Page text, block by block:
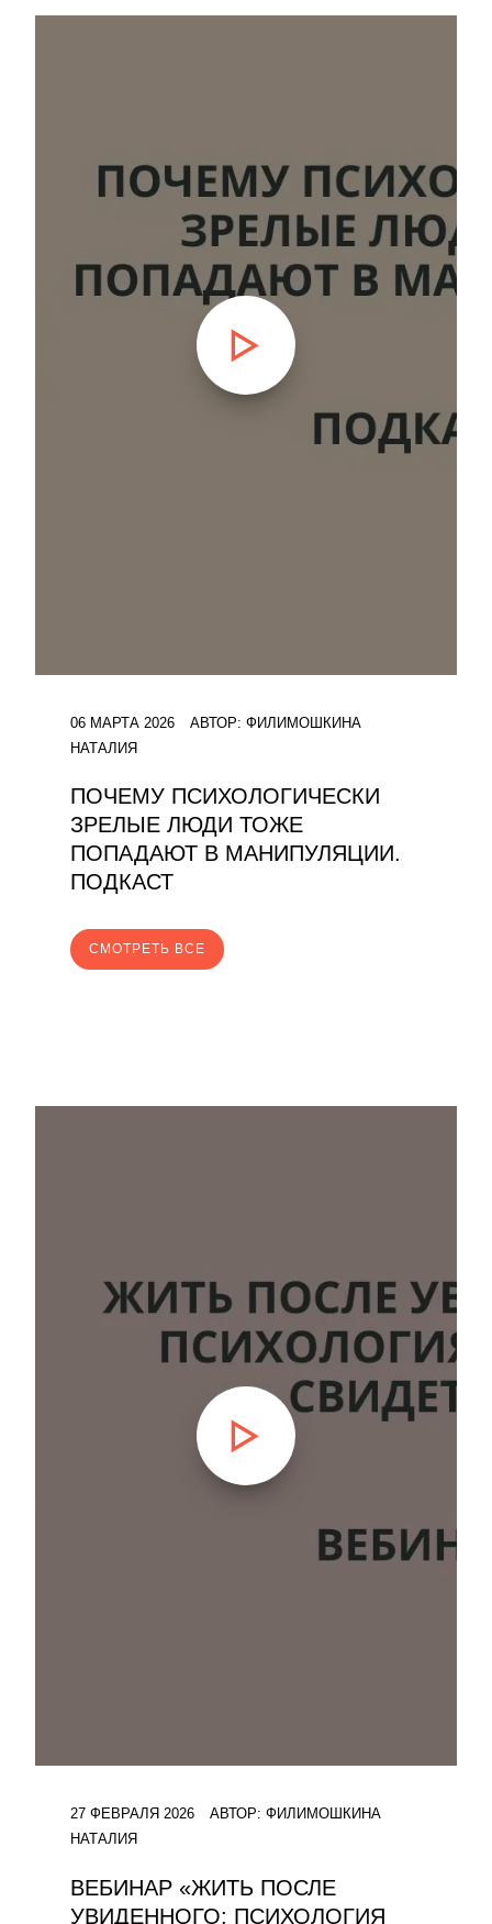
06 МАРТА 2026 АВТОР: ФИЛИМОШКИНА
НАТАЛИЯ
ПОЧЕМУ ПСИХОЛОГИЧЕСКИ
ЗРЕЛЫЕ ЛЮДИ ТОЖЕ
ПОПАДАЮТ В МАНИПУЛЯЦИИ.
ПОДКАСТ
CМОТРЕТЬ ВСЕ
27 ФЕВРАЛЯ 2026 АВТОР: ФИЛИМОШКИНА
НАТАЛИЯ
ВЕБИНАР «ЖИТЬ ПОСЛЕ
УВИДЕННОГО: ПСИХОЛОГИЯ